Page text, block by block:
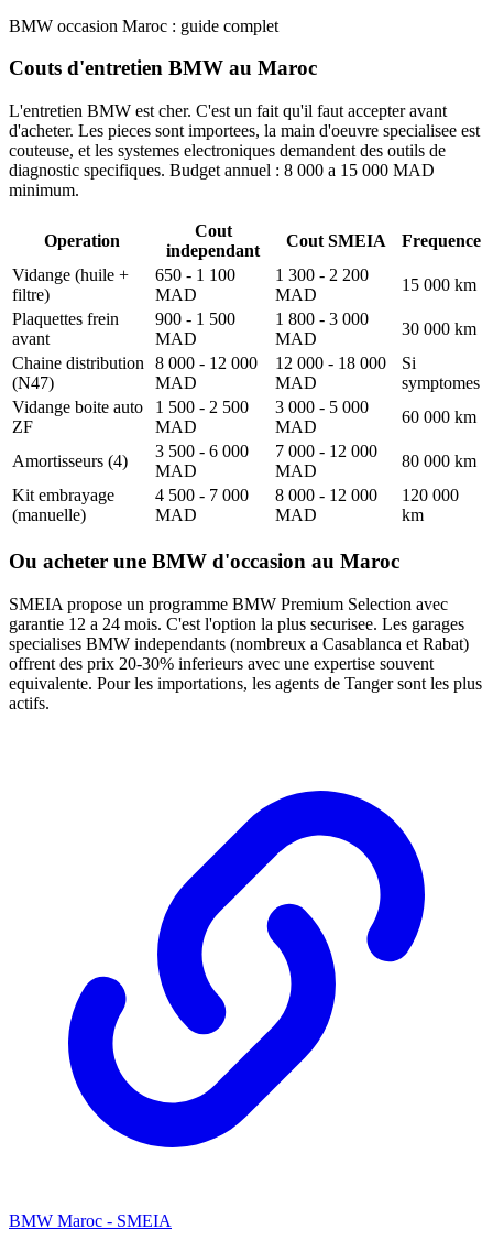
BMW occasion Maroc : guide complet
Couts d'entretien BMW au Maroc
L'entretien BMW est cher. C'est un fait qu'il faut accepter avant
d'acheter. Les pieces sont importees, la main d'oeuvre specialisee est
couteuse, et les systemes electroniques demandent des outils de
diagnostic specifiques. Budget annuel : 8 000 a 15 000 MAD
minimum.
Operation
Cout
independant
Cout SMEIA
Frequence
Vidange (huile +
filtre)
650 - 1 100
MAD
1 300 - 2 200
MAD
15 000 km
Plaquettes frein
avant
900 - 1 500
MAD
1 800 - 3 000
MAD
30 000 km
Chaine distribution
(N47)
8 000 - 12 000
MAD
12 000 - 18 000
MAD
Si
symptomes
Vidange boite auto
ZF
1 500 - 2 500
MAD
3 000 - 5 000
MAD
60 000 km
Amortisseurs (4)
3 500 - 6 000
MAD
7 000 - 12 000
MAD
80 000 km
Kit embrayage
(manuelle)
4 500 - 7 000
MAD
8 000 - 12 000
MAD
120 000
km
Ou acheter une BMW d'occasion au Maroc
SMEIA propose un programme BMW Premium Selection avec
garantie 12 a 24 mois. C'est l'option la plus securisee. Les garages
specialises BMW independants (nombreux a Casablanca et Rabat)
offrent des prix 20-30% inferieurs avec une expertise souvent
equivalente. Pour les importations, les agents de Tanger sont les plus
actifs.
BMW Maroc - SMEIA